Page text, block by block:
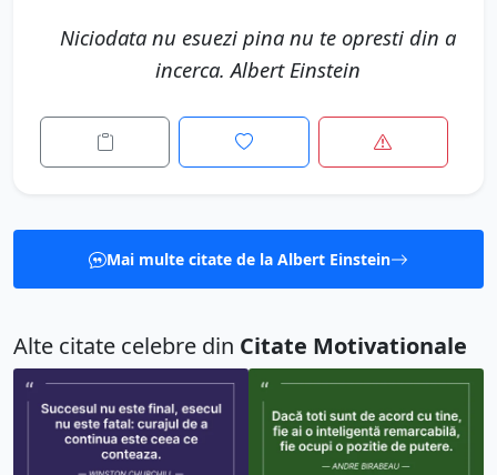
Niciodata nu esuezi pina nu te opresti din a
incerca. Albert Einstein
Mai multe citate de la Albert Einstein
Alte citate celebre din Citate Motivationale